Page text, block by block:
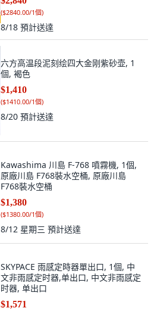
($2840.00/1個)
8/18 預計送達
六方高温段泥刻绘四大金刚紫砂壶, 1
個, 褐色
$1,410
($1410.00/1個)
8/20 預計送達
Kawashima 川島 F-768 噴霧機, 1個,
原廠川島 F768裝水空桶, 原廠川島
F768裝水空桶
$1,380
($1380.00/1個)
8/12 星期三 預計送達
SKYPACE 雨感定時器單出口, 1個, 中
文非雨感定时器,单出口, 中文非雨感定
时器, 单出口
$1,571